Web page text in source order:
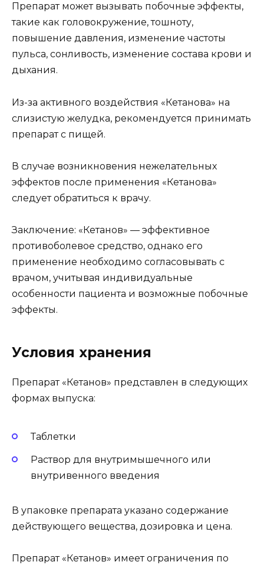
Препарат может вызывать побочные эффекты,
такие как головокружение, тошноту,
повышение давления, изменение частоты
пульса, сонливость, изменение состава крови и
дыхания.
Из-за активного воздействия «Кетанова» на
слизистую желудка, рекомендуется принимать
препарат с пищей.
В случае возникновения нежелательных
эффектов после применения «Кетанова»
следует обратиться к врачу.
Заключение: «Кетанов» — эффективное
противоболевое средство, однако его
применение необходимо согласовывать с
врачом, учитывая индивидуальные
особенности пациента и возможные побочные
эффекты.
Условия хранения
Препарат «Кетанов» представлен в следующих
формах выпуска:
Таблетки
Раствор для внутримышечного или
внутривенного введения
В упаковке препарата указано содержание
действующего вещества, дозировка и цена.
Препарат «Кетанов» имеет ограничения по